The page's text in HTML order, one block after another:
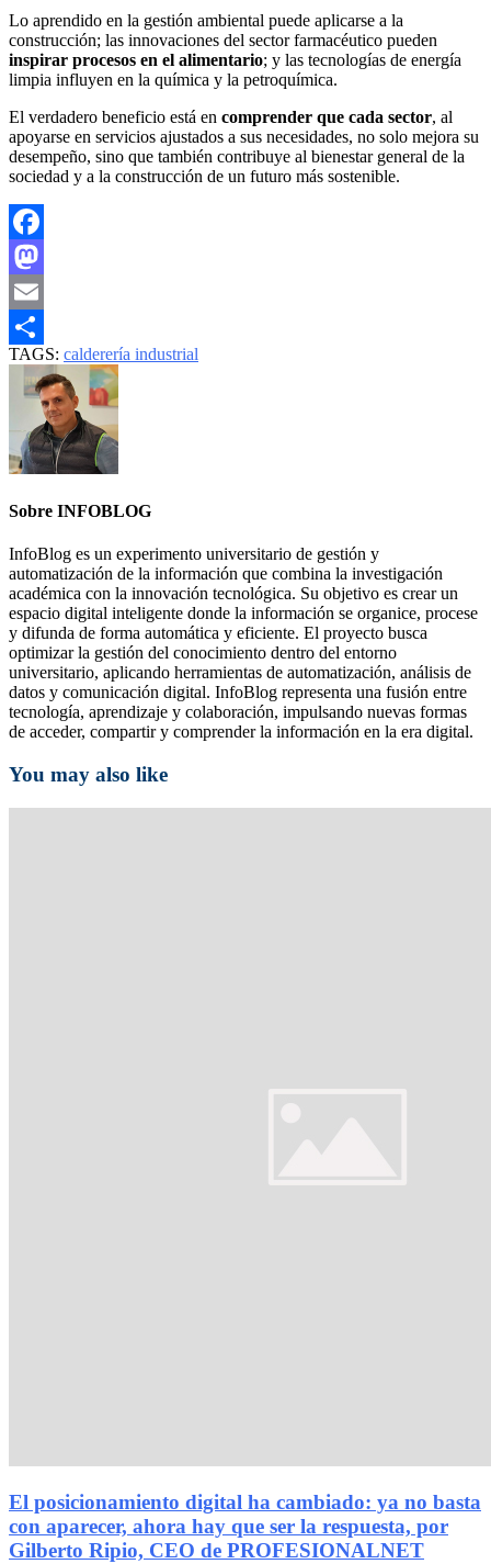
Lo aprendido en la gestión ambiental puede aplicarse a la
construcción; las innovaciones del sector farmacéutico pueden
inspirar procesos en el alimentario; y las tecnologías de energía
limpia influyen en la química y la petroquímica.
El verdadero beneficio está en comprender que cada sector, al
apoyarse en servicios ajustados a sus necesidades, no solo mejora su
desempeño, sino que también contribuye al bienestar general de la
sociedad y a la construcción de un futuro más sostenible.
Facebook
Mastodon
Email
Compartir
TAGS: calderería industrial
Sobre INFOBLOG
InfoBlog es un experimento universitario de gestión y
automatización de la información que combina la investigación
académica con la innovación tecnológica. Su objetivo es crear un
espacio digital inteligente donde la información se organice, procese
y difunda de forma automática y eficiente. El proyecto busca
optimizar la gestión del conocimiento dentro del entorno
universitario, aplicando herramientas de automatización, análisis de
datos y comunicación digital. InfoBlog representa una fusión entre
tecnología, aprendizaje y colaboración, impulsando nuevas formas
de acceder, compartir y comprender la información en la era digital.
You may also like
El posicionamiento digital ha cambiado: ya no basta
con aparecer, ahora hay que ser la respuesta, por
Gilberto Ripio, CEO de PROFESIONALNET